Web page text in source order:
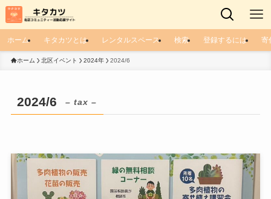
ホーム キタカツとは レンタルスペース 検索 登録するには 寄
ホーム 北区イベント 2024年 2024/6
2024/6 – tax –